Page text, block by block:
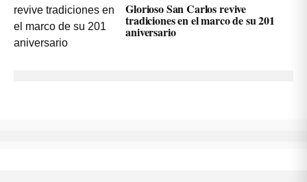
Glorioso San Carlos revive
tradiciones en el marco de su 201
aniversario